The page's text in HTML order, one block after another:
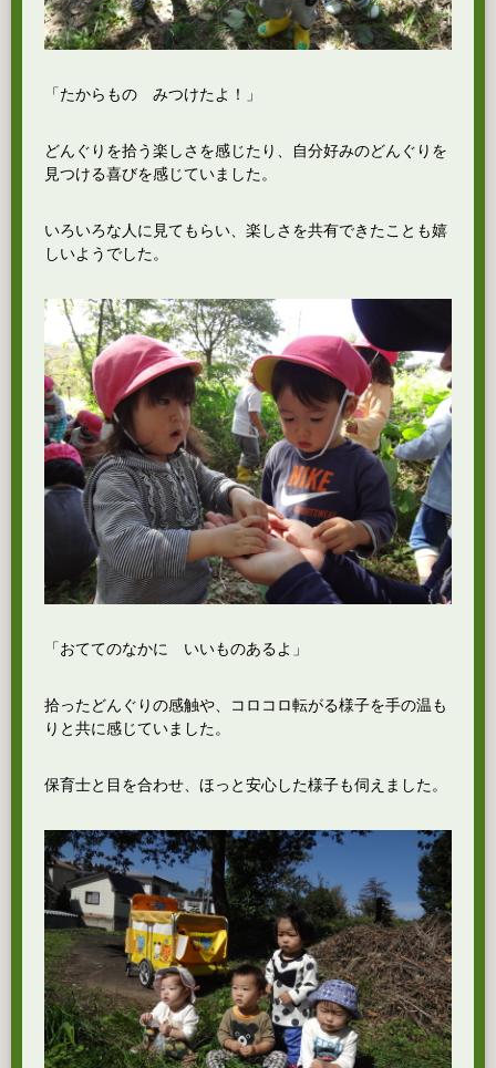
「たからもの みつけたよ！」
どんぐりを拾う楽しさを感じたり、自分好みのどんぐりを
見つける喜びを感じていました。
いろいろな人に見てもらい、楽しさを共有できたことも嬉
しいようでした。
「おててのなかに いいものあるよ」
拾ったどんぐりの感触や、コロコロ転がる様子を手の温も
りと共に感じていました。
保育士と目を合わせ、ほっと安心した様子も伺えました。